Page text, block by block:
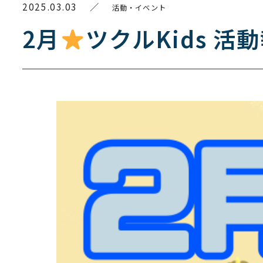
2025.03.03 ／ 活動・イベント
2月 ツクルKids 活